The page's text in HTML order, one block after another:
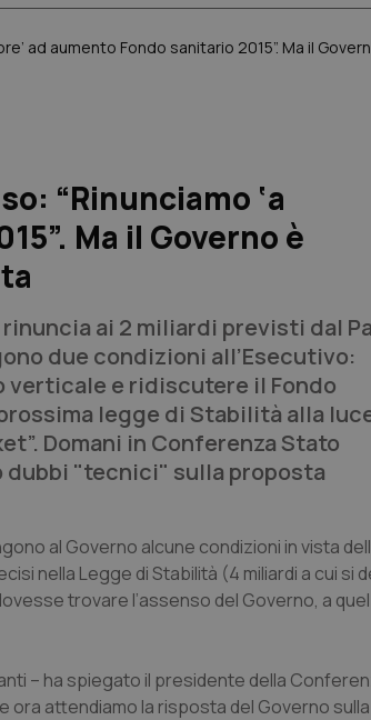
“Rinunciamo ‘a
Ma il Governo è
ai 2 miliardi previsti dal
due condizioni all’Esecutivo:
verticale e ridiscutere il Fondo
legge di Stabilità alla
Domani in Conferenza Stato
dubbi "tecnici" sulla proposta
al Governo alcune condizioni in vista
nella Legge di Stabilità (4 miliardi a cui si
trovare l’assenso del Governo, a
– ha spiegato il presidente della
ora attendiamo la risposta del Governo sulla